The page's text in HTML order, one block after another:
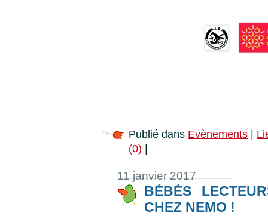
Publié dans Evènements |
(0) |
11 janvier 2017
BÉBÉS
CHEZ NEMO !